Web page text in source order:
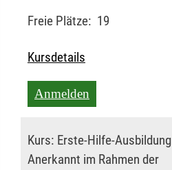
Freie Plätze: 19
Kursdetails
Anmelden
Kurs: Erste-Hilfe-Ausbildung
Anerkannt im Rahmen der